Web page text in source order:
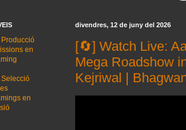
divendres, 12 de juny del 2026
[🔄] Watch Live:
Mega Roadshow
Kejriwal |
Producció
en
Selecció
en